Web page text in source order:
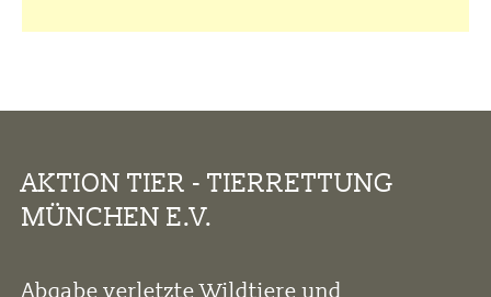
AKTION TIER - TIERRETTUNG
MÜNCHEN E.V.
Abgabe verletzte Wildtiere und